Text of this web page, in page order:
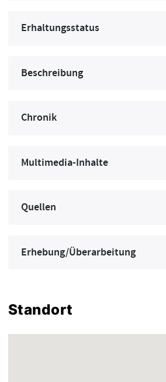
Erhaltungsstatus
Beschreibung
Chronik
Multimedia-Inhalte
Quellen
Erhebung/Überarbeitung
Standort